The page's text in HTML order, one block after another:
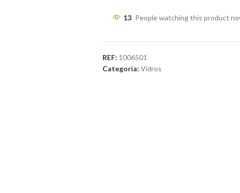
13 People watching this product
REF: 1006501
Categoria: Vidros